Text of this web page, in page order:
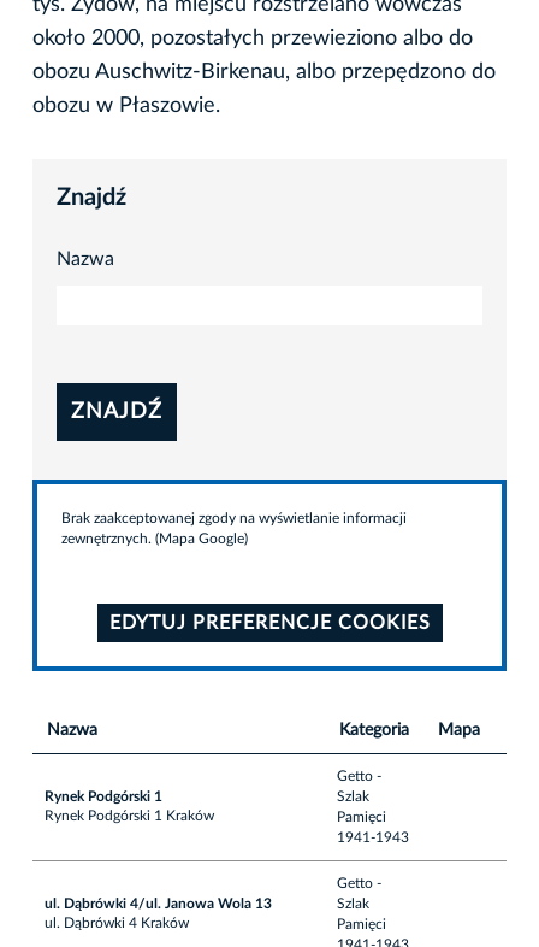
tys. Żydów, na miejscu rozstrzelano wówczas
około 2000, pozostałych przewieziono albo do
obozu Auschwitz-Birkenau, albo przepędzono do
obozu w Płaszowie.
Znajdź
Nazwa
ZNAJDŹ
Brak zaakceptowanej zgody na wyświetlanie informacji
zewnętrznych. (Mapa Google)
EDYTUJ PREFERENCJE COOKIES
Nazwa Kategoria Mapa
Rynek Podgórski 1
Rynek Podgórski 1 Kraków
Getto -
Szlak
Pamięci
1941-1943
ul. Dąbrówki 4/ul. Janowa Wola 13
ul. Dąbrówki 4 Kraków
Getto -
Szlak
Pamięci